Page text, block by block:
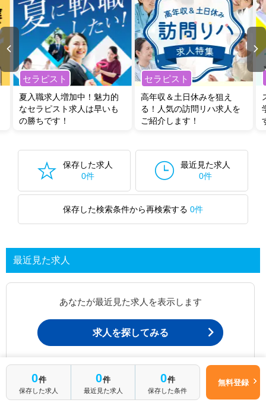
セラピスト
夏入職求人増加中！魅力的
なセラピスト求人は早いも
の勝ちです！
セラピスト
高年収＆土日休みを狙え
る！人気の訪問リハ求人を
ご紹介します！
保存した求人
0件
最近見た求人
0件
保存した検索条件から再検索する 0件
最近見た求人
あなたが最近見た求人を表示します
求人を探してみる
最近見た求人一覧ページから、
お問い合わせが可能です。
0件
保存した求人
0件
最近見た求人
0件
保存した条件
無料登録